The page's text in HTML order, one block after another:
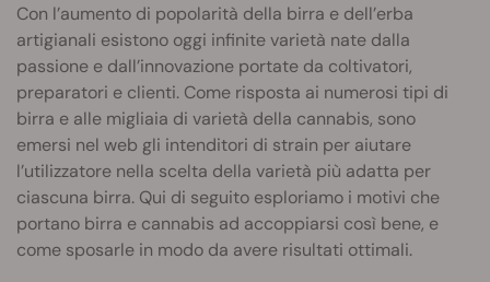
Con l’aumento di popolarità della birra e dell’erba
artigianali esistono oggi infinite varietà nate dalla
passione e dall’innovazione portate da coltivatori,
preparatori e clienti. Come risposta ai numerosi tipi di
birra e alle migliaia di varietà della cannabis, sono
emersi nel web gli intenditori di strain per aiutare
l’utilizzatore nella scelta della varietà più adatta per
ciascuna birra. Qui di seguito esploriamo i motivi che
portano birra e cannabis ad accoppiarsi così bene, e
come sposarle in modo da avere risultati ottimali.